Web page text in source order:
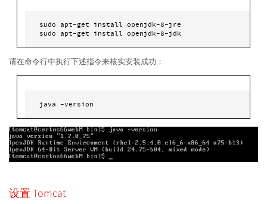
sudo apt-get install openjdk-8-jre
sudo apt-get install openjdk-8-jdk
请在命令行中执行下述指令来核实安装成功：
java -version
设置 Tomcat